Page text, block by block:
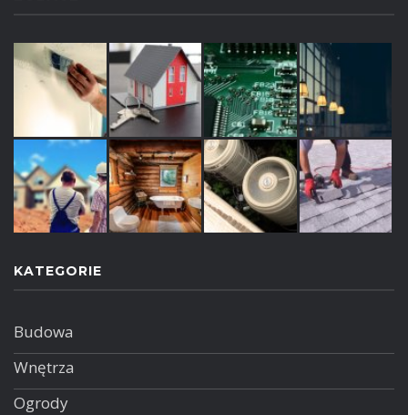
KATEGORIE
Budowa
Wnętrza
Ogrody